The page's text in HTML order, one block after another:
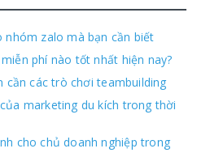
zalo mà bạn cần biết
phí nào tốt nhất hiện nay?
cần các trò chơi teambuilding
marketing du kích trong thời
cho chủ doanh nghiệp trong